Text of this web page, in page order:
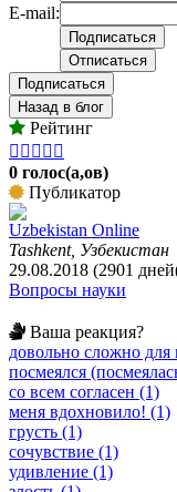
E-mail:
Подписаться
Назад в блог
Рейтинг
    
0 голос(а,ов)
Публикатор
Uzbekistan Online
Tashkent, Узбекистан
29.08.2018 (2901
Вопросы науки
Ваша реакция?
довольно сложно для
посмеялся
со всем согласен (1)
меня вдохновило! (1)
грусть (1)
сочувствие (1)
удивление (1)